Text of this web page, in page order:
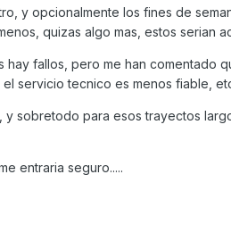
y opcionalmente los fines de
quizas algo mas, estos serian
fallos, pero me han comentado
servicio tecnico es menos fiable,
y sobretodo para esos trayectos
entraria seguro.....